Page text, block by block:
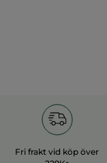
Fri frakt vid köp över